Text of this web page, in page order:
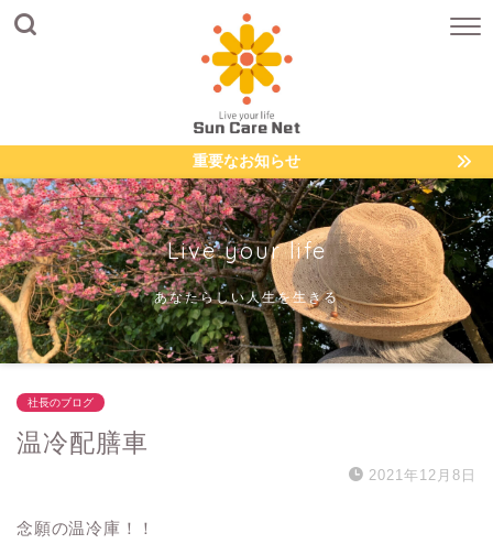
重要なお知らせ
Live your life
あなたらしい人生を生きる
社長のブログ
温冷配膳車
2021年12月8日
念願の温冷庫！！